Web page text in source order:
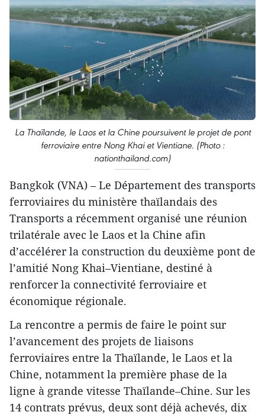
La Thaïlande, le Laos et la Chine poursuivent le projet de pont
ferroviaire entre Nong Khai et Vientiane. (Photo :
nationthailand.com)
Bangkok (VNA) – Le Département des transports
ferroviaires du ministère thaïlandais des
Transports a récemment organisé une réunion
trilatérale avec le Laos et la Chine afin
d’accélérer la construction du deuxième pont de
l’amitié Nong Khai–Vientiane, destiné à
renforcer la connectivité ferroviaire et
économique régionale.
La rencontre a permis de faire le point sur
l’avancement des projets de liaisons
ferroviaires entre la Thaïlande, le Laos et la
Chine, notamment la première phase de la
ligne à grande vitesse Thaïlande–Chine. Sur les
14 contrats prévus, deux sont déjà achevés, dix